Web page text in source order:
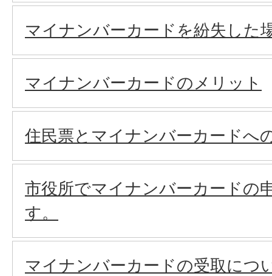
マイナンバーカードを紛失した
マイナンバーカードのメリット
住民票とマイナンバーカードへ
市役所でマイナンバーカードの
す。
マイナンバーカードの受取につ